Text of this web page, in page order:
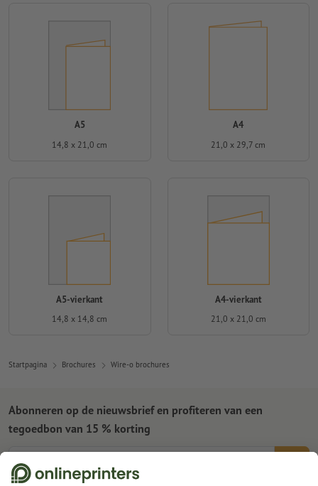
A5
14,8 x 21,0 cm
A4
21,0 x 29,7 cm
A5-vierkant
14,8 x 14,8 cm
A4-vierkant
21,0 x 21,0 cm
Startpagina Brochures Wire-o brochures
Abonneren op de nieuwsbrief en profiteren van een
tegoedbon van 15 % korting